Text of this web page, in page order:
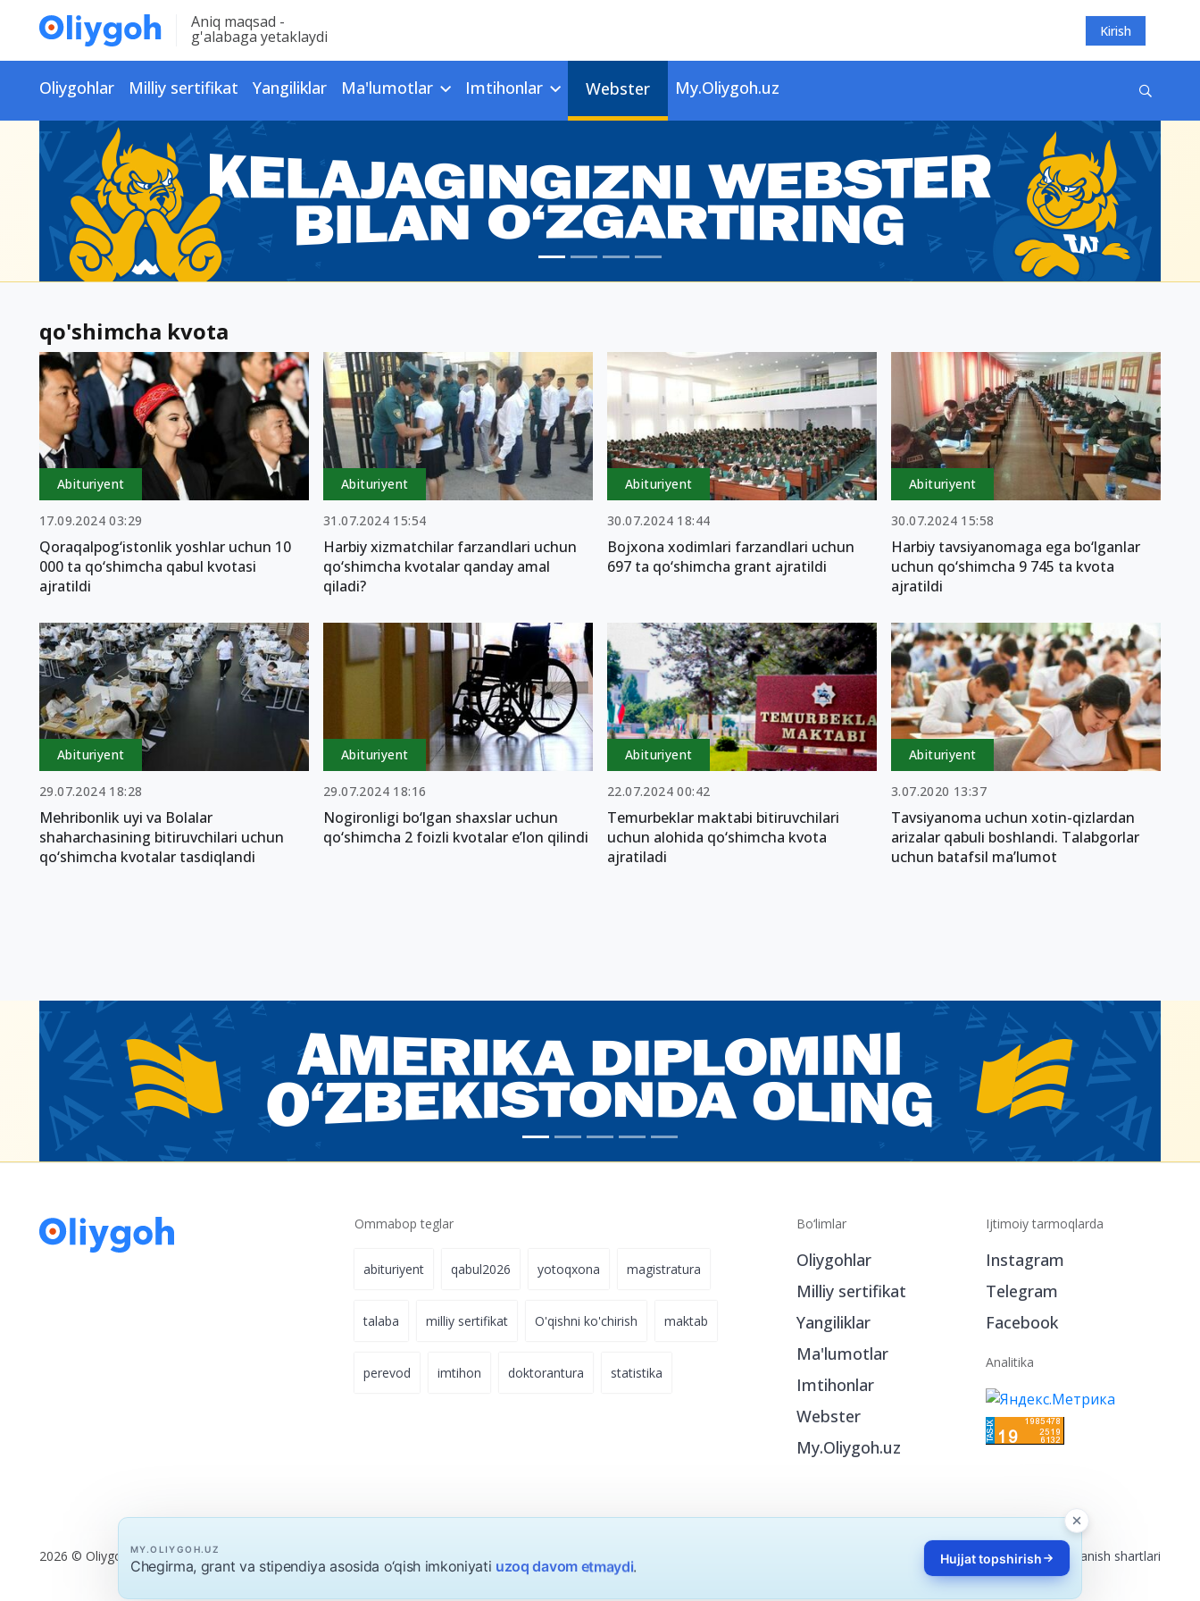
Aniq maqsad -
g'alabaga yetaklaydi Kirish
Oliygohlar Milliy sertifikat Yangiliklar Ma'lumotlar Imtihonlar Webster My.Oliygoh.uz
qo'shimcha kvota
Abituriyent
17.09.2024 03:29
Qoraqalpog‘istonlik yoshlar uchun 10
000 ta qo‘shimcha qabul kvotasi
ajratildi
Abituriyent
31.07.2024 15:54
Harbiy xizmatchilar farzandlari uchun
qo‘shimcha kvotalar qanday amal
qiladi?
Abituriyent
30.07.2024 18:44
Bojxona xodimlari farzandlari uchun
697 ta qo‘shimcha grant ajratildi
Abituriyent
30.07.2024 15:58
Harbiy tavsiyanomaga ega bo‘lganlar
uchun qo‘shimcha 9 745 ta kvota
ajratildi
Abituriyent
29.07.2024 18:28
Mehribonlik uyi va Bolalar
shaharchasining bitiruvchilari uchun
qo‘shimcha kvotalar tasdiqlandi
Abituriyent
29.07.2024 18:16
Nogironligi bo‘lgan shaxslar uchun
qo‘shimcha 2 foizli kvotalar e’lon qilindi
Abituriyent
22.07.2024 00:42
Temurbeklar maktabi bitiruvchilari
uchun alohida qo‘shimcha kvota
ajratiladi
Abituriyent
3.07.2020 13:37
Tavsiyanoma uchun xotin-qizlardan
arizalar qabuli boshlandi. Talabgorlar
uchun batafsil ma’lumot
Ommabop teglar
abituriyent qabul2026 yotoqxona magistratura
talaba milliy sertifikat O'qishni ko'chirish maktab
perevod imtihon doktorantura statistika
Bo‘limlar
Oliygohlar
Milliy sertifikat
Yangiliklar
Ma'lumotlar
Imtihonlar
Webster
My.Oliygoh.uz
Ijtimoiy tarmoqlarda
Instagram
Telegram
Facebook
Analitika
2026 © Oliygoh.uz, Barcha huquqlar himoyalangan Reklama/Foydalanish shartlari
MY.OLIYGOH.UZ
Chegirma, grant va stipendiya asosida o‘qish imkoniyati uzoq davom etmaydi Hujjat topshirish